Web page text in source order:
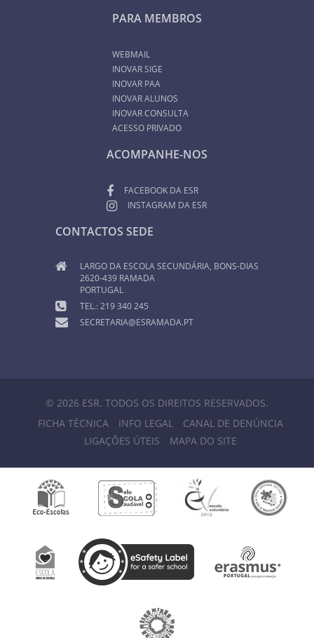
PARA MEMBROS
WEBMAIL
INOVAR SIGE
INOVAR PAA
INOVAR ALUNOS
INOVAR CONSULTA
ACESSO PRIVADO
ACOMPANHE-NOS
FACEBOOK DA ESR
INSTAGRAM DA ESR
CONTACTOS SEDE
LARGO DA ESCOLA SECUNDÁRIA, BONS-DIAS
2620-439 RAMADA
PORTUGAL
TEL.: 219 340 245
SECRETARIA@ESRAMADA.PT
© 2026 ESR. TODOS OS DIREITOS RESERVADOS.
FICHA TÉCNICA
INFO LEGAL
CANAL DE DENÚNCIA
LIGAÇÕES ÚTEIS
MAPA DO SITE